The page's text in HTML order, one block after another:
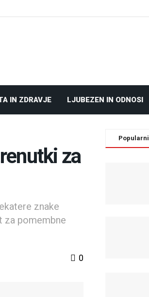
IN ZDRAVJE LJUBEZEN IN ODNOSI
za
znake
za pomembne
0
Popularni